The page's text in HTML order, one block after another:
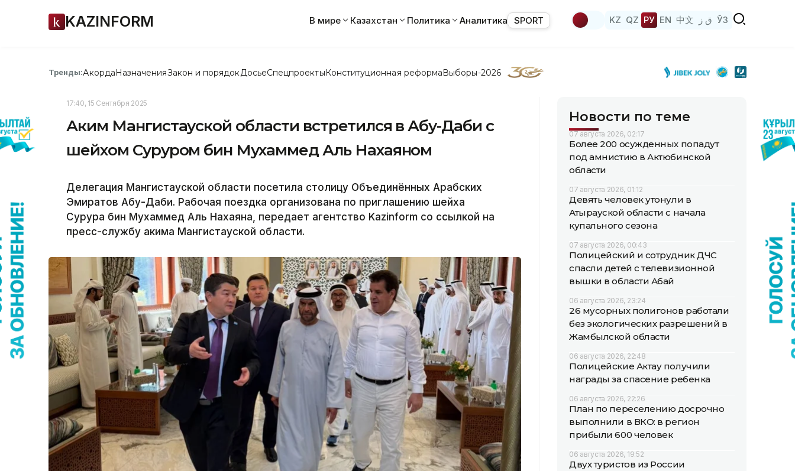
KAZINFORM В мире Казахстан Политика Аналитика SPORT KZ QZ РУ EN 中文 ق ز ЎЗ
Тренды:АкордаНазначенияЗакон и порядок ДосьеСпецпроектыКонституционная реформаВыборы-2026
17:40, 15 Сентября 2025
Аким Мангистауской области встретился в Абу-Даби с
шейхом Суруром бин Мухаммед Аль Нахаяном
Делегация Мангистауской области посетила столицу Объединённых Арабских
Эмиратов Абу-Даби. Рабочая поездка организована по приглашению шейха
Сурура бин Мухаммед Аль Нахаяна, передает агентство Kazinform со ссылкой на
пресс-службу акима Мангистауской области.
Новости по теме
07 августа 2026, 02:17
Более 200 осужденных попадут
под амнистию в Актюбинской
области
07 августа 2026, 01:12
Девять человек утонули в
Атырауской области с начала
купального сезона
07 августа 2026, 00:43
Полицейский и сотрудник ДЧС
спасли детей с телевизионной
вышки в области Абай
06 августа 2026, 23:24
26 мусорных полигонов работали
без экологических разрешений в
Жамбылской области
06 августа 2026, 22:48
Полицейские Актау получили
награды за спасение ребенка
06 августа 2026, 22:26
План по переселению досрочно
выполнили в ВКО: в регион
прибыли 600 человек
06 августа 2026, 19:52
Двух туристов из России